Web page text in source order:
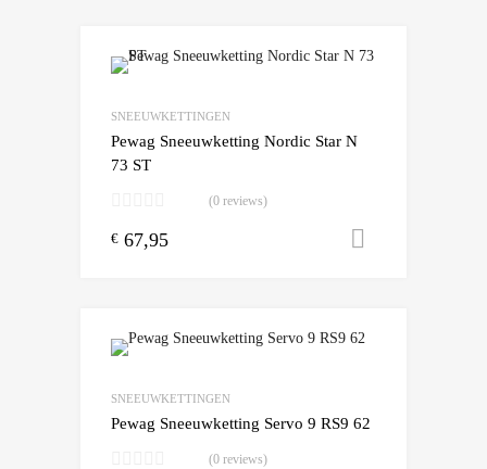
SNEEUWKETTINGEN
Pewag Sneeuwketting Nordic Star N
73 ST
(0 reviews)
€ 67,95
SNEEUWKETTINGEN
Pewag Sneeuwketting Servo 9 RS9 62
(0 reviews)